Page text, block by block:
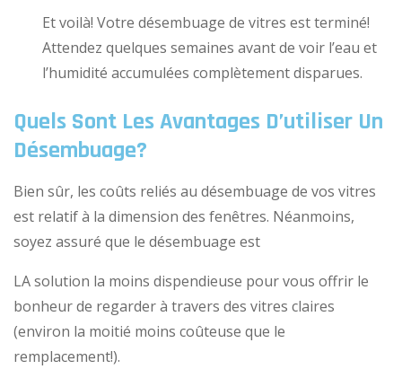
Et voilà! Votre désembuage de vitres est terminé!
Attendez quelques semaines avant de voir l’eau et
l’humidité accumulées complètement disparues.
Quels Sont Les Avantages D’utiliser Un
Désembuage?
Bien sûr, les coûts reliés au désembuage de vos vitres
est relatif à la dimension des fenêtres. Néanmoins,
soyez assuré que le désembuage est
LA solution la moins dispendieuse pour vous offrir le
bonheur de regarder à travers des vitres claires
(environ la moitié moins coûteuse que le
remplacement!).